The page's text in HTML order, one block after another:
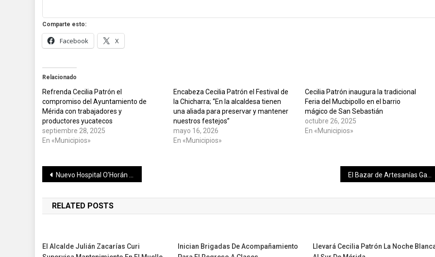
Comparte esto:
Facebook X
Relacionado
Refrenda Cecilia Patrón el
compromiso del Ayuntamiento de
Mérida con trabajadores y
productores yucatecos
septiembre 28, 2025
En «Municipios»
Encabeza Cecilia Patrón el Festival de
la Chicharra; “En la alcaldesa tienen
una aliada para preservar y mantener
nuestros festejos”
mayo 16, 2026
En «Municipios»
Cecilia Patrón inaugura la tradicional
Feria del Mucbipollo en el barrio
mágico de San Sebastián
octubre 26, 2025
En «Municipios»
Navegación
de
entradas
Nuevo Hospital O’Horán transforma salud en Yucatán con tecnología de vanguardia y atención gratuita
RELATED POSTS
El Alcalde Julián Zacarías Curi
Inician Brigadas De Acompañamiento
Llevará Cecilia Patrón La Noche